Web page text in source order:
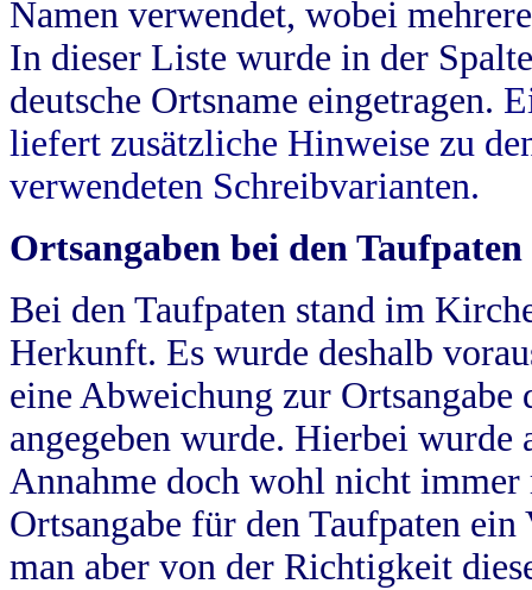
Namen verwendet, wobei
In dieser Liste wurde in der
deutsche Ortsname eingetragen.
liefert zusätzliche Hinweise zu
verwendeten Schreibvarianten.
Ortsangaben bei den Taufpaten
Bei den Taufpaten stand im
Herkunft. Es wurde deshalb
eine Abweichung zur
angegeben wurde. Hierbei wurde
Annahme doch wohl nicht
Ortsangabe für den Taufpaten
man aber von der Richtigkeit